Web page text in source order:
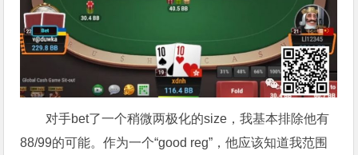
对手bet了一个稍微两极化的size，我基本排除他有
88/99的可能。作为一个“good reg”，他应该知道我范围